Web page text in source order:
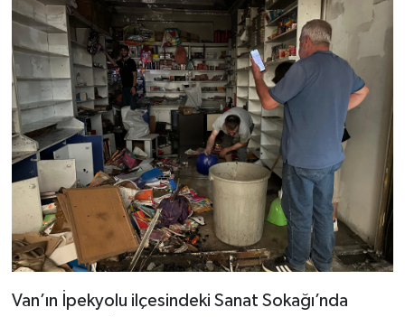
Van’ın İpekyolu ilçesindeki Sanat Sokağı’nda